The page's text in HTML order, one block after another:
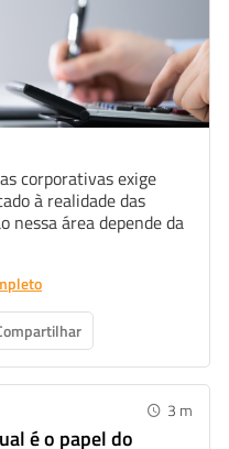
corporativas exige
à realidade das
nessa área depende da
3 m
é o papel do